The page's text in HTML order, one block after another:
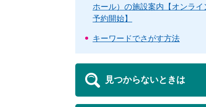
ホール）の施設案内【オンライ
予約開始】
キーワードでさがす方法
見つからないときは